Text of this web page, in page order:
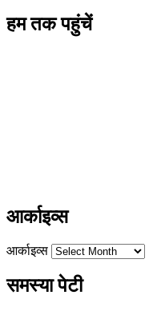
हम तक पहुंचें
आर्काइव्स
आर्काइव्स
समस्या पेटी